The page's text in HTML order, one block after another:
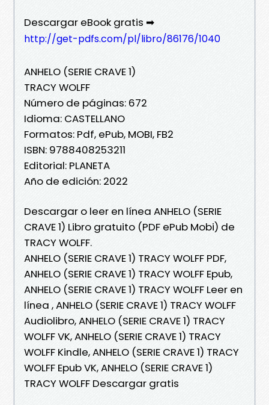
Descargar eBook gratis ➡
http://get-pdfs.com/pl/libro/86176/1040
ANHELO (SERIE CRAVE 1)
TRACY WOLFF
Número de páginas: 672
Idioma: CASTELLANO
Formatos: Pdf, ePub, MOBI, FB2
ISBN: 9788408253211
Editorial: PLANETA
Año de edición: 2022
Descargar o leer en línea ANHELO (SERIE
CRAVE 1) Libro gratuito (PDF ePub Mobi) de
TRACY WOLFF.
ANHELO (SERIE CRAVE 1) TRACY WOLFF PDF,
ANHELO (SERIE CRAVE 1) TRACY WOLFF Epub,
ANHELO (SERIE CRAVE 1) TRACY WOLFF Leer en
línea , ANHELO (SERIE CRAVE 1) TRACY WOLFF
Audiolibro, ANHELO (SERIE CRAVE 1) TRACY
WOLFF VK, ANHELO (SERIE CRAVE 1) TRACY
WOLFF Kindle, ANHELO (SERIE CRAVE 1) TRACY
WOLFF Epub VK, ANHELO (SERIE CRAVE 1)
TRACY WOLFF Descargar gratis